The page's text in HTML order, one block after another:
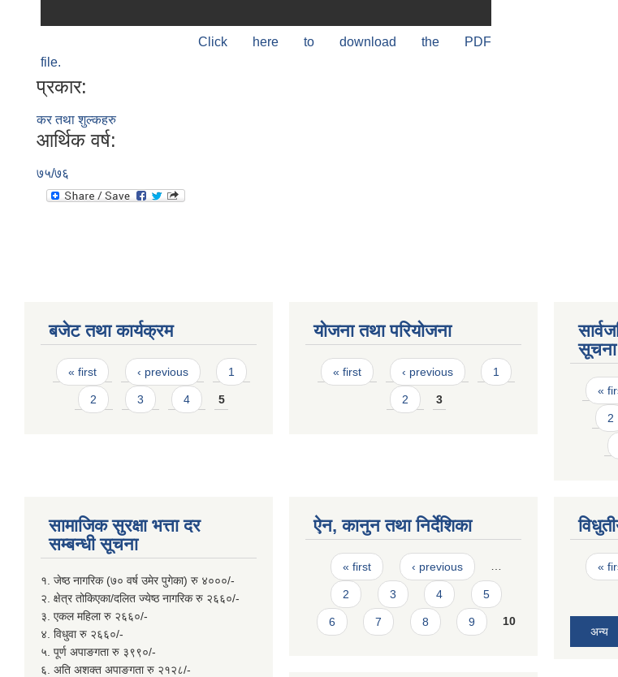
Click here to download the PDF
file.
प्रकार:
कर तथा शुल्कहरु
आर्थिक वर्ष:
७५/७६
बजेट तथा कार्यक्रम
Pages
« first ‹ previous 1
2 3 4 5
योजना तथा परियोजना
Pages
« first ‹ previous 1
2 3
सूचना
«
2
सामाजिक सुरक्षा भत्ता दर
सम्बन्धी सूचना
१. जेष्ठ नागरिक (७० वर्ष उमेर पुगेका) रु ४०००/-
२. क्षेत्र तोकिएका/दलित ज्येष्ठ नागरिक रु २६६०/-
३. एकल महिला रु २६६०/-
४. विधुवा रु २६६०/-
५. पूर्ण अपाङगता रु ३९९०/-
६. अति अशक्त अपाङगता रु २१२८/-
ऐन, कानुन तथा निर्देशिका
Pages
« first ‹ previous …
2 3 4 5
6 7 8 9 10
«
अन्य